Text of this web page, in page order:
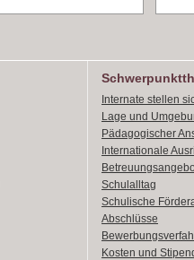
Internate stellen
Lage und
Pädagogischer
Internationale
Schulalltag
Schulische
Abschlüsse
Kosten und